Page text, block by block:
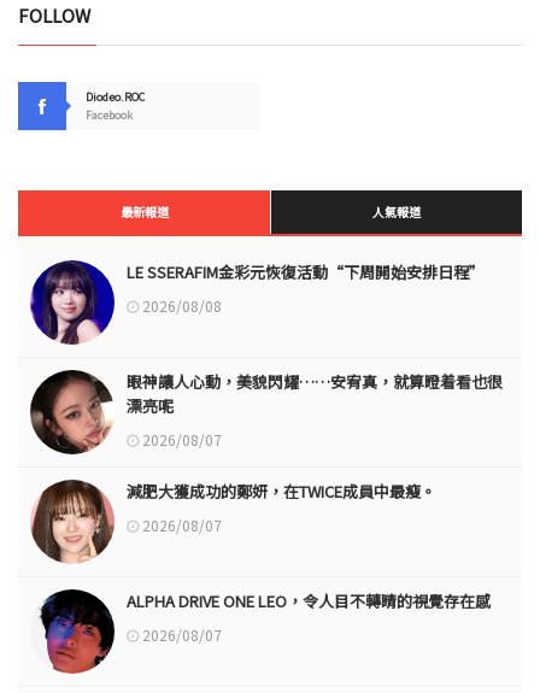
FOLLOW
Diodeo.ROC
Facebook
最新報道 人氣報道
LE SSERAFIM金彩元恢復活動“下周開始安排日程”
2026/08/08
眼神讓人心動，美貌閃耀……安宥真，就算瞪着看也很
漂亮呢
2026/08/07
減肥大獲成功的鄭妍，在TWICE成員中最瘦。
2026/08/07
ALPHA DRIVE ONE LEO，令人目不轉睛的視覺存在感
2026/08/07